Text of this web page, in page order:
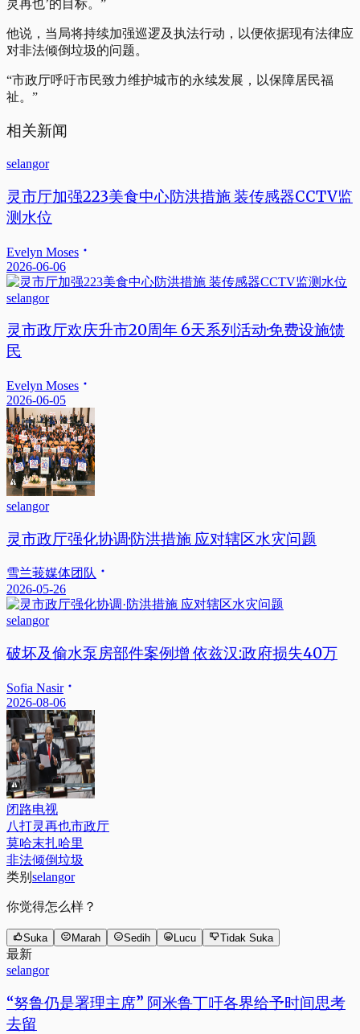
灵再也’的目标。”
他说，当局将持续加强巡逻及执法行动，以便依据现有法律应
对非法倾倒垃圾的问题。
“市政厅呼吁市民致力维护城市的永续发展，以保障居民福
祉。”
相关新闻
selangor
灵市厅加强223美食中心防洪措施 装传感器CCTV监
测水位
Evelyn Moses
2026-06-06
selangor
灵市政厅欢庆升市20周年 6天系列活动·免费设施馈
民
Evelyn Moses
2026-06-05
selangor
灵市政厅强化协调·防洪措施 应对辖区水灾问题
雪兰莪媒体团队
2026-05-26
selangor
破坏及偷水泵房部件案例增 依兹汉:政府损失40万
Sofia Nasir
2026-08-06
闭路电视
八打灵再也市政厅
莫哈末扎哈里
非法倾倒垃圾
类别 selangor
你觉得怎么样？
Suka Marah Sedih Lucu Tidak Suka
最新
selangor
“努鲁仍是署理主席” 阿米鲁丁吁各界给予时间思考
去留